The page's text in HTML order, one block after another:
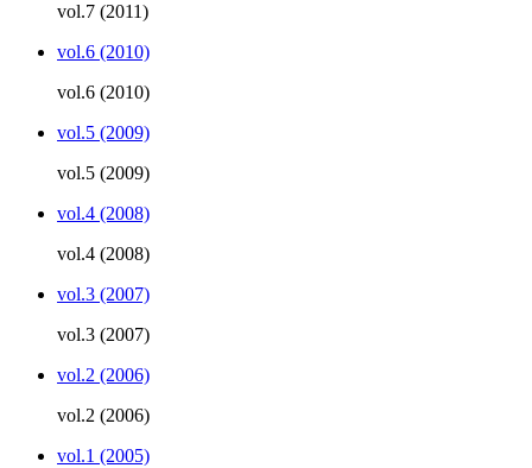
vol.7 (2011)
vol.6 (2010)
vol.6 (2010)
vol.5 (2009)
vol.5 (2009)
vol.4 (2008)
vol.4 (2008)
vol.3 (2007)
vol.3 (2007)
vol.2 (2006)
vol.2 (2006)
vol.1 (2005)